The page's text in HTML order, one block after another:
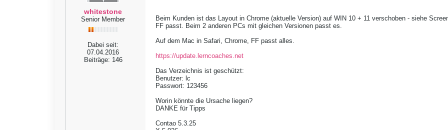
whitestone
Senior Member
Dabei seit:
07.04.2016
Beiträge: 146
Beim Kunden ist das Layout in Chrome (aktuelle Version) auf WIN 10 + 11 verschoben - siehe
FF passt. Beim 2 anderen PCs mit gleichen Versionen passt es.
Auf dem Mac in Safari, Chrome, FF passt alles.
https://update.lerncoaches.net
Das Verzeichnis ist geschützt:
Benutzer: lc
Passwort: 123456
Worin könnte die Ursache liegen?
DANKE für Tipps
Contao 5.3.25